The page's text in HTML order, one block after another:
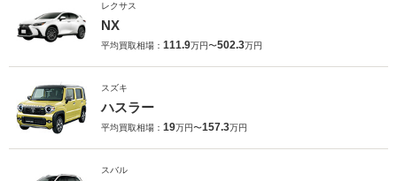
レクサス
NX
平均買取相場： 111.9万円〜502.3万円
スズキ
ハスラー
平均買取相場： 19万円〜157.3万円
スバル